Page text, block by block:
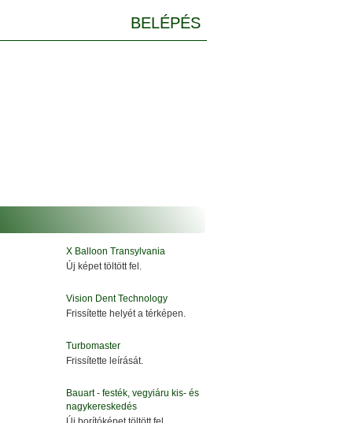
BELÉPÉS
X Balloon Transylvania
Új képet töltött fel.
Vision Dent Technology
Frissítette helyét a térképen.
Turbomaster
Frissítette leírását.
Bauart - festék, vegyiáru kis- és
nagykereskedés